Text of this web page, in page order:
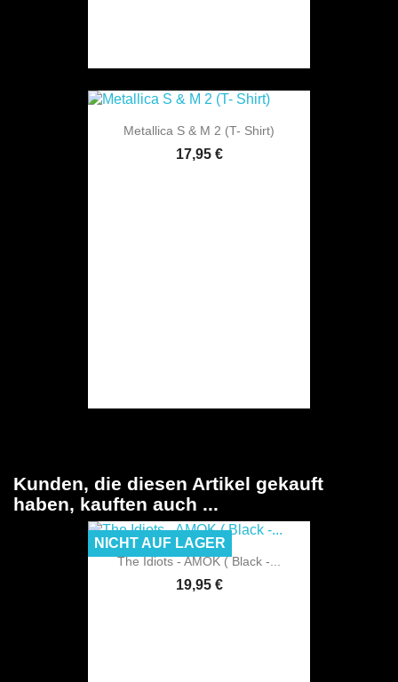
Metallica S & M 2 (T- Shirt)
17,95 €
Kunden, die diesen Artikel gekauft
haben, kauften auch ...
The Idiots - AMOK ( Black -...
19,95 €
NICHT AUF LAGER